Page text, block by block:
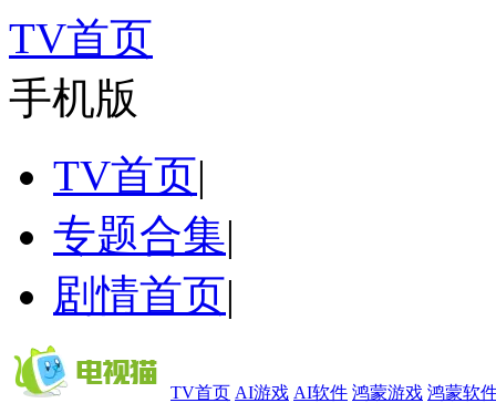
TV首页
手机版
TV首页|
专题合集|
剧情首页|
TV首页 AI游戏 AI软件 鸿蒙游戏 鸿蒙软